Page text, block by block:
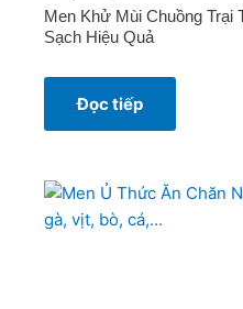
Men Khử Mùi Chuồng Trại
Sạch Hiệu Quả
Đọc tiếp